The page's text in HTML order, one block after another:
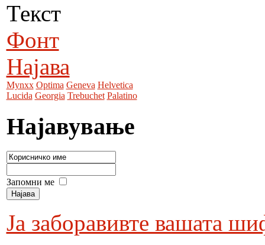
Текст
Фонт
Најава
Mynxx Optima Geneva Helvetica
Lucida Georgia Trebuchet Palatino
Најавување
Запомни ме
Ја заборавивте вашата